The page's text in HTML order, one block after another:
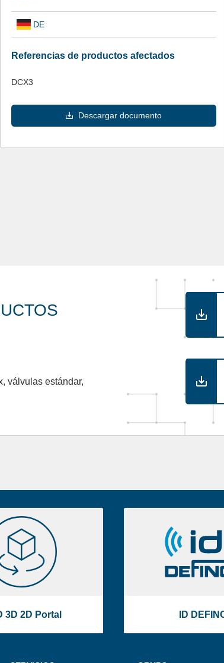
DE
Referencias de productos afectados
DCX3
Descargar documento
válvulas estándar,
3D 2D Portal ID
DEFINOX